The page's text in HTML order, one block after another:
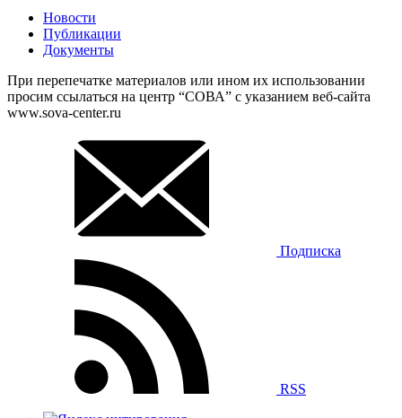
Новости
Публикации
Документы
При перепечатке материалов или ином их использовании
просим ссылаться на центр “СОВА” с указанием веб-сайта
www.sova-center.ru
Подписка
RSS